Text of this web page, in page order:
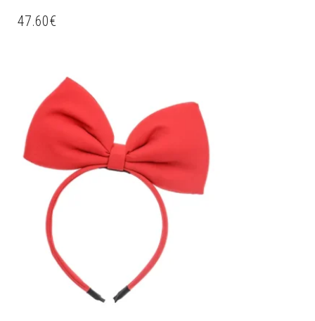
47.60€